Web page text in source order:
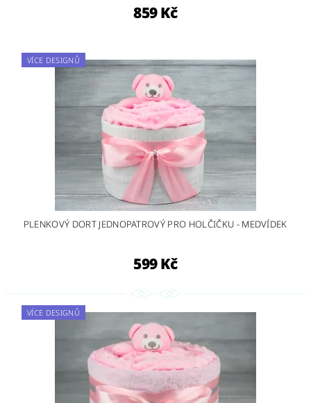
859 Kč
VÍCE DESIGNŮ
PLENKOVÝ DORT JEDNOPATROVÝ PRO HOLČIČKU - MEDVÍDEK
599 Kč
VÍCE DESIGNŮ